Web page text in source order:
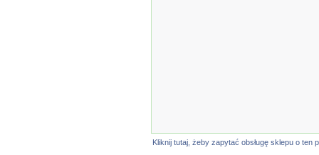
Kliknij tutaj, żeby zapytać obsługę sklepu o